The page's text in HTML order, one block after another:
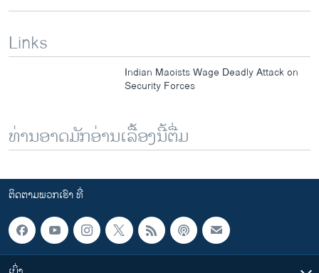
Links
Indian Maoists Wage Deadly Attack on
Security Forces
ທ່ານອາດມັກອ່ານເລື້ອງນີ້ຕື່ມ
ຕິດຕາມພວກເຮົາ ທີ່